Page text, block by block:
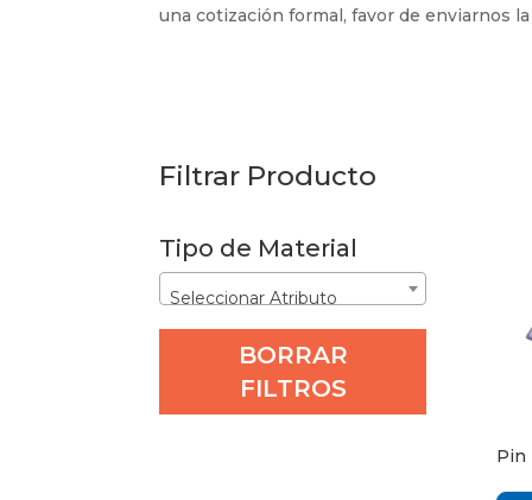
una cotización formal, favor de enviarnos
Filtrar Producto
Tipo de Material
Seleccionar Atributo
BORRAR
FILTROS
Pin